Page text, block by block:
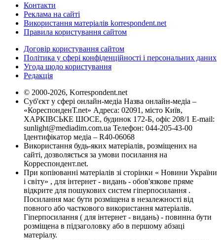
Контакти
Реклама на сайті
Використання матеріалів korrespondent.net
Правила користування сайтом
Договір користування сайтом
Політика у сфері конфіденційності і персональних даних
Угода щодо користування
Редакція
© 2000-2026, Korrespondent.net
Суб'єкт у сфері онлайн-медіа Назва онлайн-медіа –
«КореспонденТ.net» Адреса: 02091, місто Київ,
ХАРКІВСЬКЕ ШОСЕ, будинок 172-Б, офіс 208/1 E-mail:
sunlight@mediadim.com.ua Телефон: 044-205-43-00
Ідентифікатор медіа – R40-06068
Використання будь-яких матеріалів, розміщених на
сайті, дозволяється за умови посилання на
Корреспондент.net.
При копіюванні матеріалів зі сторінки « Новини України
і світу» , для інтернет - видань - обов'язкове пряме
відкрите для пошукових систем гіперпосилання .
Посилання має бути розміщена в незалежності від
повного або часткового використання матеріалів.
Гіперпосилання ( для інтернет - видань) - повинна бути
розміщена в підзаголовку або в першому абзаці
матеріалу.